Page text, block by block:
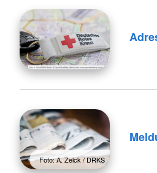
Foto: A. Zelck / DRKS